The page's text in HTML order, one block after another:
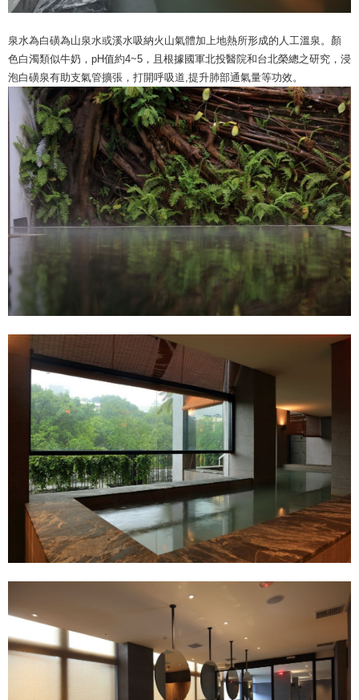
泉水為白磺為山泉水或溪水吸納火山氣體加上地熱所形成的人工溫泉。顏
色白濁類似牛奶，pH值約4~5，且根據國軍北投醫院和台北榮總之研究，浸
泡白磺泉有助支氣管擴張，打開呼吸道,提升肺部通氣量等功效。